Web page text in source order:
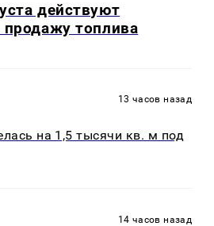
действуют
продажу топлива
13 часов назад
на 1,5 тысячи кв. м под
14 часов назад